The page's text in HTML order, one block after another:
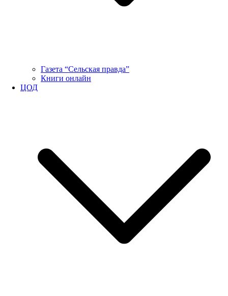
Газета “Сельская правда”
Книги онлайн
ЦОД